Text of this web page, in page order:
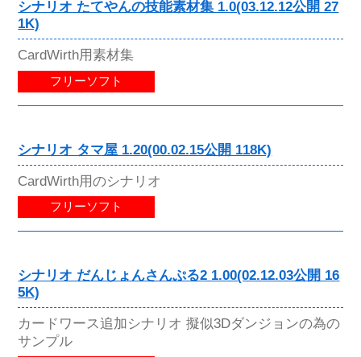
シナリオ たてやんの技能素材集 1.0(03.12.12公開 27
1K)
CardWirth用素材集
フリーソフト
シナリオ タマ屋 1.20(00.02.15公開 118K)
CardWirth用のシナリオ
フリーソフト
シナリオ だんじょんさんぷる2 1.00(02.12.03公開 16
5K)
カードワース追加シナリオ 擬似3Dダンジョンの為の
サンプル